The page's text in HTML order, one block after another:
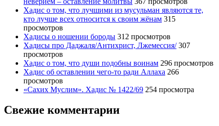
Хадис о том, что лучшими из мусульман являются те,
кто лучше всех относится к своим жёнам 315
просмотров
Хадисы о ношении бороды 312 просмотров
Хадисы про Даджаля/Антихрист, Лжемессия/ 307
просмотров
Хадис о том, что души подобны воинам 296 просмотров
Хадис об оставлении чего-то ради Аллаха 266
просмотров
«Сахих Муслим». Хадис № 1422/69 254 просмотра
Свежие комментарии